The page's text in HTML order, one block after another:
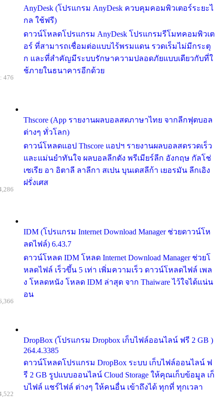
AnyDesk (โปรแกรม AnyDesk ควบคุมคอมพิวเตอร์ระยะไ
กล ใช้ฟรี)
ดาวน์โหลดโปรแกรม AnyDesk โปรแกรมรีโมทคอมพิวเต
อร์ ที่สามารถเชื่อมต่อแบบไร้พรมแดน รวดเร็มไม่มีกระตุ
ก และที่สำคัญมีระบบรักษาความปลอดภัยแบบเดียวกับที่ใ
ช้ภายในธนาคารอีกด้วย
Thscore (App รายงานผลบอลสดภาษาไทย จากลีกฟุตบอล
ต่างๆ ทั่วโลก)
ดาวน์โหลดแอป Thscore แอปฯ รายงานผลบอลสดรวดเร็ว
และแม่นยำทันใจ ผลบอลลีกดัง พรีเมียร์ลีก อังกฤษ กัลโช่
เซเรีย อา อิตาลี ลาลีกา สเปน บุนเดสลีก้า เยอรมัน ลีกเอิง
ฝรั่งเศส
476
IDM (โปรแกรม Internet Download Manager ช่วยดาวน์โห
ลดไฟล์) 6.43.7
ดาวน์โหลด IDM โหลด Internet Download Manager ช่วยโ
หลดไฟล์ เร็วขึ้น 5 เท่า เพิ่มความเร็ว ดาวน์โหลดไฟล์ เพล
ง โหลดหนัง โหลด IDM ล่าสุด จาก Thaiware ไว้ใจได้แน่น
อน
DropBox (โปรแกรม Dropbox เก็บไฟล์ออนไลน์ ฟรี 2 GB )
264.4.3385
ดาวน์โหลดโปรแกรม DropBox ระบบ เก็บไฟล์ออนไลน์ ฟ
รี 2 GB รูปแบบออนไลน์ Cloud Storage ให้คุณเก็บข้อมูล เก็
บไฟล์ แชร์ไฟล์ ต่างๆ ให้คนอื่น เข้าถึงได้ ทุกที่ ทุกเวลา